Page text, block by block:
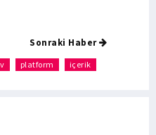
Sonraki Haber
platform içerik